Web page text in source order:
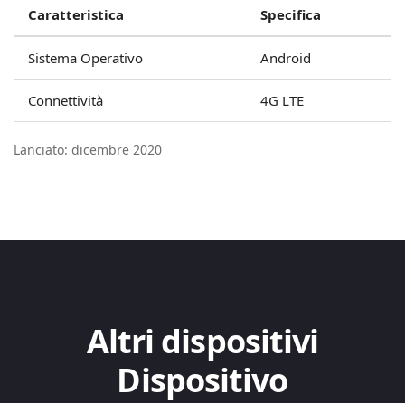
Caratteristica Specifica
Sistema Operativo Android
Connettività 4G LTE
Lanciato: dicembre 2020
Altri dispositivi
Dispositivo